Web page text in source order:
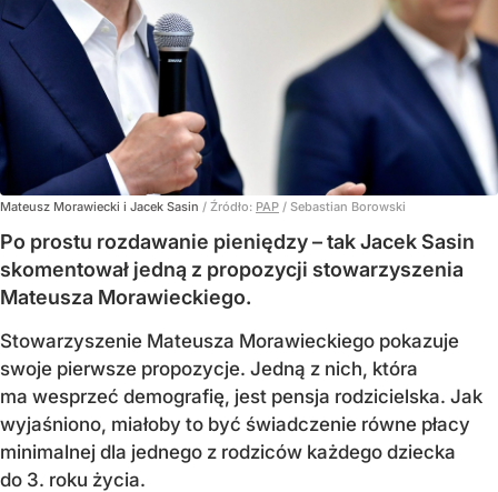
Mateusz Morawiecki i Jacek Sasin / Źródło: PAP / Sebastian Borowski
Po prostu rozdawanie pieniędzy – tak Jacek Sasin
skomentował jedną z propozycji stowarzyszenia
Mateusza Morawieckiego.
Stowarzyszenie Mateusza Morawieckiego pokazuje
swoje pierwsze propozycje. Jedną z nich, która
ma wesprzeć demografię, jest pensja rodzicielska. Jak
wyjaśniono, miałoby to być świadczenie równe płacy
minimalnej dla jednego z rodziców każdego dziecka
do 3. roku życia.